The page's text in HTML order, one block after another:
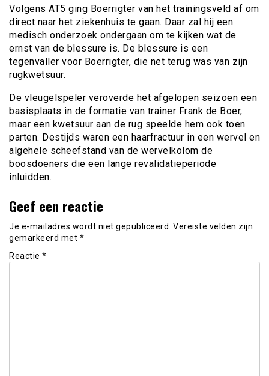
Volgens AT5 ging Boerrigter van het trainingsveld af om
direct naar het ziekenhuis te gaan. Daar zal hij een
medisch onderzoek ondergaan om te kijken wat de
ernst van de blessure is. De blessure is een
tegenvaller voor Boerrigter, die net terug was van zijn
rugkwetsuur.
De vleugelspeler veroverde het afgelopen seizoen een
basisplaats in de formatie van trainer Frank de Boer,
maar een kwetsuur aan de rug speelde hem ook toen
parten. Destijds waren een haarfractuur in een wervel en
algehele scheefstand van de wervelkolom de
boosdoeners die een lange revalidatieperiode
inluidden.
Geef een reactie
Je e-mailadres wordt niet gepubliceerd. Vereiste velden zijn
gemarkeerd met *
Reactie *